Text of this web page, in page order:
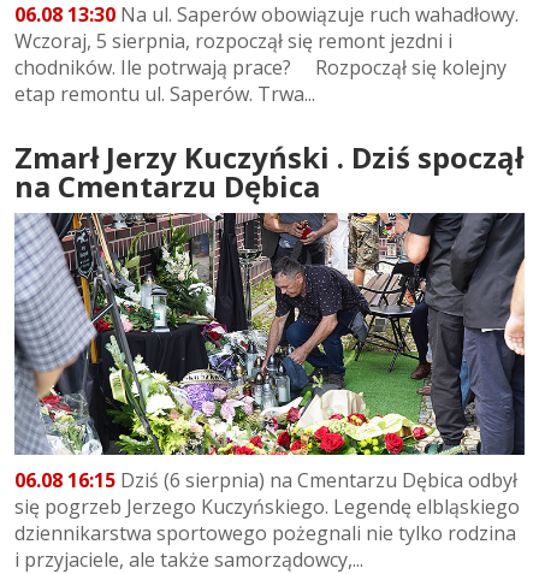
06.08 13:30 Na ul. Saperów obowiązuje ruch wahadłowy.
Wczoraj, 5 sierpnia, rozpoczął się remont jezdni i
chodników. Ile potrwają prace? Rozpoczął się kolejny
etap remontu ul. Saperów. Trwa...
Zmarł Jerzy Kuczyński . Dziś spoczął
na Cmentarzu Dębica
06.08 16:15 Dziś (6 sierpnia) na Cmentarzu Dębica odbył
się pogrzeb Jerzego Kuczyńskiego. Legendę elbląskiego
dziennikarstwa sportowego pożegnali nie tylko rodzina
i przyjaciele, ale także samorządowcy,...